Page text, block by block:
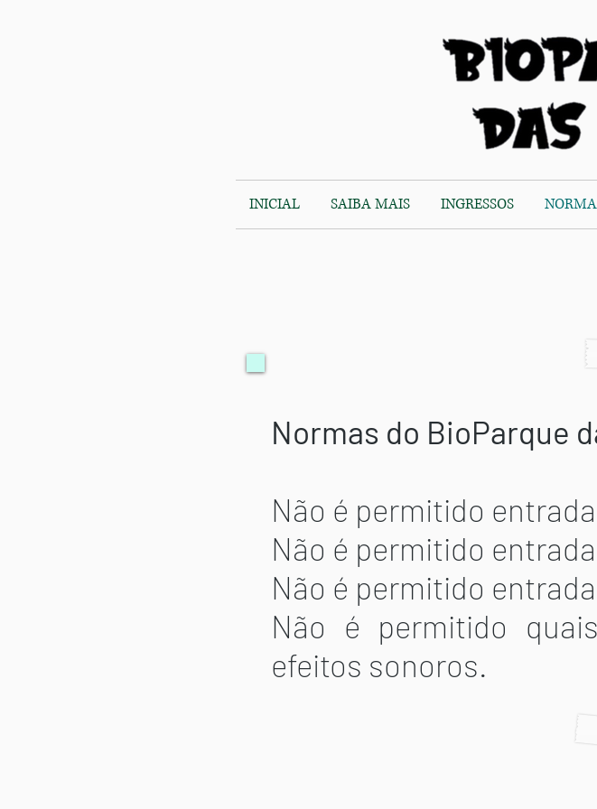
INICIAL SAIBA MAIS INGRESSOS
Normas do BioParque
Não é permitido
Não é permitido
Não é permitido
Não é permitido
efeitos sonoros.